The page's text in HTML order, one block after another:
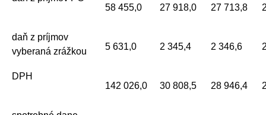
58 455,0
27 918,0 27 713,8
daň z príjmov
vyberaná zrážkou
5 631,0 2 345,4 2 346,6
DPH
142 026,0
30 808,5 28 946,4